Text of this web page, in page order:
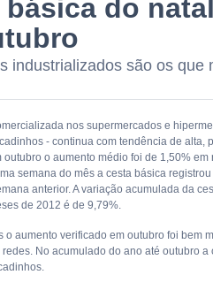
básica do
industrializados são os
nos supermercados e
- continua com tendência de alta,
outubro o aumento médio foi de 1,50% em
semana do mês a cesta básica
anterior. A variação acumulada da
de 2012 é de 9,79%.
o aumento verificado em outubro foi bem
No acumulado do ano até outubro a